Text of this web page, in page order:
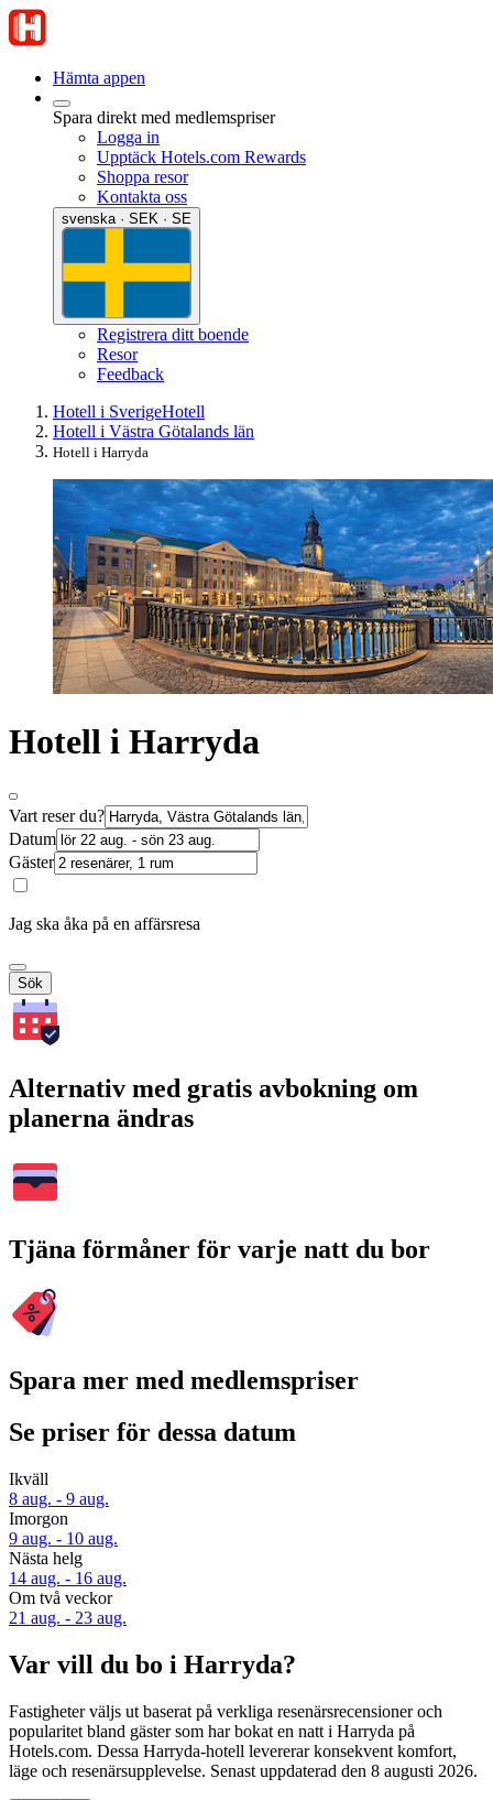
Hämta appen
Spara direkt med medlemspriser
Logga in
Upptäck Hotels.com Rewards
Shoppa resor
Kontakta oss
svenska · SEK · SE
Registrera ditt boende
Resor
Feedback
Hotell i SverigeHotell
Hotell i Västra Götalands län
Hotell i Harryda
Hotell i Harryda
Vart reser du?
Datum
Gäster
Jag ska åka på en affärsresa
Sök
Alternativ med gratis avbokning om
planerna ändras
Tjäna förmåner för varje natt du bor
Spara mer med medlemspriser
Se priser för dessa datum
Ikväll
8 aug. - 9 aug.
Imorgon
9 aug. - 10 aug.
Nästa helg
14 aug. - 16 aug.
Om två veckor
21 aug. - 23 aug.
Var vill du bo i Harryda?
Fastigheter väljs ut baserat på verkliga resenärsrecensioner och
popularitet bland gäster som har bokat en natt i Harryda på
Hotels.com. Dessa Harryda-hotell levererar konsekvent komfort,
läge och resenärsupplevelse. Senast uppdaterad den 8 augusti 2026.